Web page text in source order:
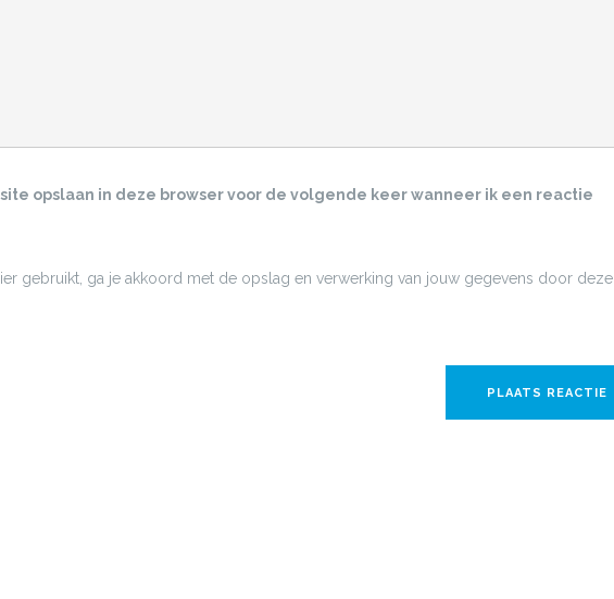
opslaan in deze browser voor de volgende keer wanneer ik een reactie
gebruikt, ga je akkoord met de opslag en verwerking van jouw gegevens door deze